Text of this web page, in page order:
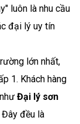
luôn là nhu cầu
đại lý uy tín
lớn nhất,
1. Khách hàng
Đại lý sơn
Đây đều là